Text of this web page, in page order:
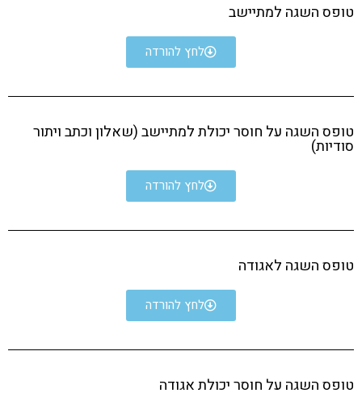
טופס השגה למתיישב
לחץ להורדה
טופס השגה על חוסר יכולת למתיישב (שאלון וכתב ויתור
סודיות)
לחץ להורדה
טופס השגה לאגודה
לחץ להורדה
טופס השגה על חוסר יכולת אגודה